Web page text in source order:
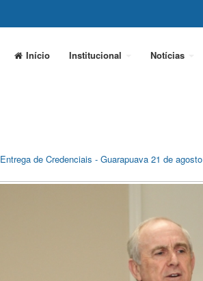
Início Institucional Notícias
Entrega de Credenciais - Guarapuava 21 de agosto